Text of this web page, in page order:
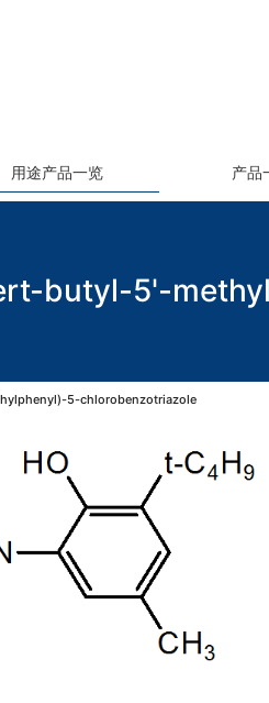
butyl-5'-
5-chlorobenzotriazole
用途产品一览 产品